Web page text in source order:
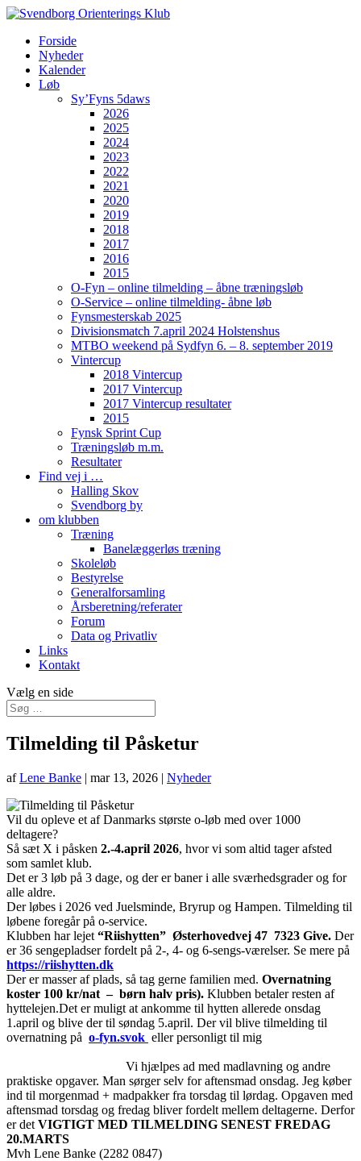
Forside
Nyheder
Kalender
Løb
Sy’Fyns 5daws
2026
2025
2024
2023
2022
2021
2020
2019
2018
2017
2016
2015
O-Fyn – online tilmelding – åbne træningsløb
O-Service – online tilmelding- åbne løb
Fynsmesterskab 2025
Divisionsmatch 7.april 2024 Holstenshus
MTBO weekend på Sydfyn 6. – 8. september 2019
Vintercup
2018 Vintercup
2017 Vintercup
2017 Vintercup resultater
2015
Fynsk Sprint Cup
Træningsløb m.m.
Resultater
Find vej i …
Halling Skov
Svendborg by
om klubben
Træning
Banelæggerløs træning
Skoleløb
Bestyrelse
Generalforsamling
Årsberetning/referater
Forum
Data og Privatliv
Links
Kontakt
Vælg en side
Tilmelding til Påsketur
afLene Banke | mar 13, 2026 | Nyheder
Vil du opleve et af Danmarks største o-løb med over 1000
deltagere?
Så sæt X i påsken 2.-4.april 2026, hvor vi som altid tager afsted
som samlet klub.
Det er 3 løb på 3 dage, og der er baner i alle sværhedsgrader og for
alle aldre.
Der løbes i 2026 ved Juelsminde, Bryrup og Hampen. Tilmelding til
løbene foregår på o-service.
Klubben har lejet “Riishytten” Østerhovedvej 47 7323 Give. Der
er 36 sengepladser fordelt på 2-, 4- og 6-sengs-værelser. Se mere på
https://riishytten.dk
Der er masser af plads, så tag gerne familien med. Overnatning
koster 100 kr/nat – børn halv pris). Klubben betaler resten af
hyttelejen.Det er muligt at ankomme til hytten allerede onsdag
1.april og blive der til søndag 5.april. Der vil blive tilmelding til
overnatning på o-fyn.svok eller personligt til mig
Vi hjælpes ad med madlavning og andre
praktiske opgaver. Man sørger selv for aftensmad onsdag. Jeg køber
ind til morgenmad + madpakker fra torsdag til lørdag. Opgaven med
aftensmad torsdag og fredag bliver fordelt mellem deltagerne. Derfor
er det VIGTIGT MED TILMELDING SENEST FREDAG
20.MARTS
Mvh Lene Banke (2282 0847)